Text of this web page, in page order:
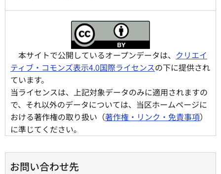
本サイトで公開しているオープンデータは、 クリエイ
ティブ・コモンズ表示4.0国際ライセンスの下に提供され
ています。
当ライセンスは、上記対象データのみに適用されますの
で、それ以外のデータについては、当区ホームページに
おける著作権の取り扱い（著作権・リンク・免責事項）
に準じてください。
お問い合わせ先